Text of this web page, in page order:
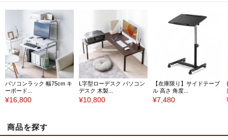
パソコンラック 幅75cm キ
ーボード...
¥16,800
L字型ローデスク パソコン
デスク 木製...
¥10,800
【在庫限り】サイドテーブ
ル 高さ 角度...
¥7,480
商品を探す